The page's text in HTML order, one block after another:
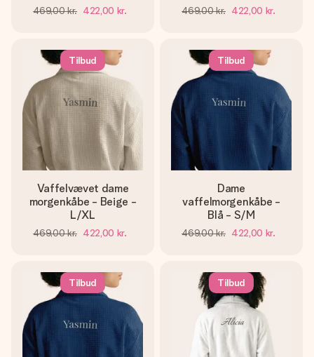
469,00 kr. 422,00 kr. 469,00 kr. 422,00 kr.
Tilbud
Vaffelvævet dame
morgenkåbe - Beige -
L/XL
469,00 kr. 422,00 kr.
Tilbud
Dame
vaffelmorgenkåbe -
Blå - S/M
469,00 kr. 422,00 kr.
Tilbud Tilbud